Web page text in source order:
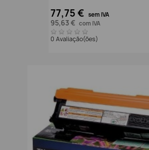
77,75 € sem IVA
95,63 € com IVA
0 Avaliação(ões)